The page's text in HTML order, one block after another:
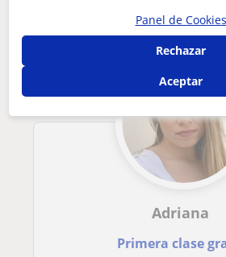
Adriana
Primera clase
Panel de Cookies
Rechazar
Aceptar